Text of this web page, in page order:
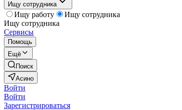
Ищу сотрудника
Ищу работу
Ищу сотрудника
Ищу сотрудника
Сервисы
Помощь
Ещё
Поиск
Асино
Войти
Войти
Зарегистрироваться